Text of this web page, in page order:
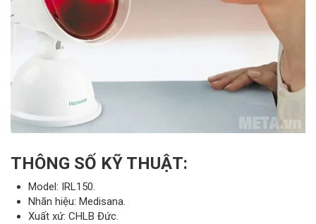
THÔNG SỐ KỸ THUẬT:
Model: IRL150.
Nhãn hiệu: Medisana.
Xuất xứ: CHLB Đức.